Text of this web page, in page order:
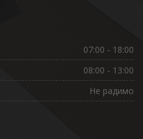
07:00 - 18:00
08:00 - 13:00
Не радимо